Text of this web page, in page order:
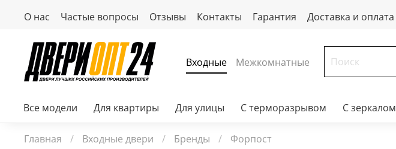
О нас Частые вопросы Отзывы Контакты Гарантия Доставка и оплата
Входные Межкомнатные
Все модели Для квартиры Для улицы С терморазрывом С зеркалом
Главная Входные двери Бренды Форпост